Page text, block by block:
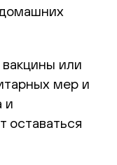
или
мер и
и
оставаться